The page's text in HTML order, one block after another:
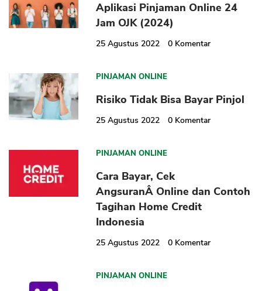
Aplikasi Pinjaman Online 24
Jam OJK (2024)
25 Agustus 2022 0 Komentar
PINJAMAN ONLINE
Risiko Tidak Bisa Bayar Pinjol
25 Agustus 2022 0 Komentar
PINJAMAN ONLINE
Cara Bayar, Cek
AngsuranÂ Online dan Contoh
Tagihan Home Credit
Indonesia
25 Agustus 2022 0 Komentar
PINJAMAN ONLINE